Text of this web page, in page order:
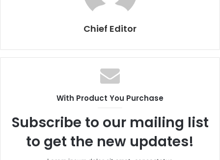
Chief Editor
With Product You Purchase
Subscribe to our mailing list
to get the new updates!